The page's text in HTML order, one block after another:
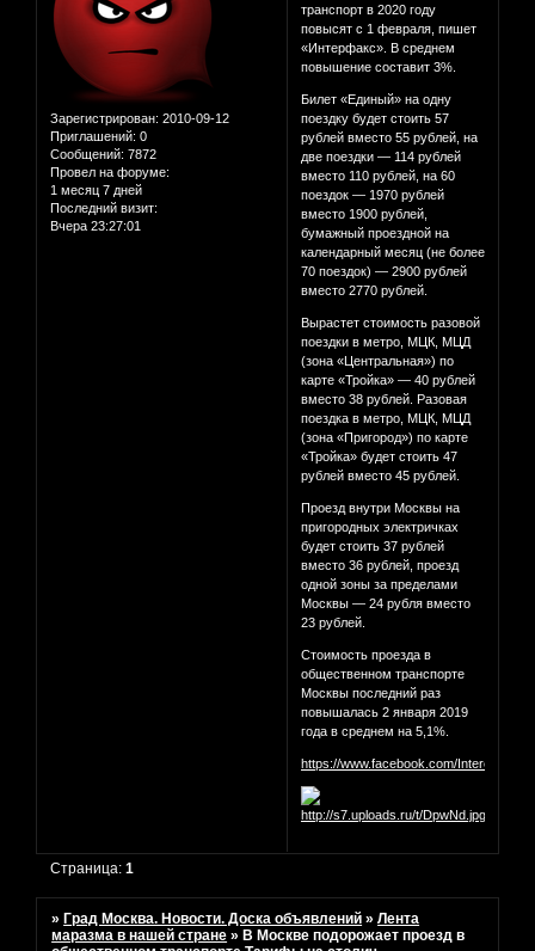
Зарегистрирован: 2010-09-12
Приглашений: 0
Сообщений: 7872
Провел на форуме:
1 месяц 7 дней
Последний визит:
Вчера 23:27:01
транспорт в 2020 году
повысят с 1 февраля, пишет
«Интерфакс». В среднем
повышение составит 3%.
Билет «Единый» на одну
поездку будет стоить 57
рублей вместо 55 рублей, на
две поездки — 114 рублей
вместо 110 рублей, на 60
поездок — 1970 рублей
вместо 1900 рублей,
бумажный проездной на
календарный месяц (не более
70 поездок) — 2900 рублей
вместо 2770 рублей.
Вырастет стоимость разовой
поездки в метро, МЦК, МЦД
(зона «Центральная») по
карте «Тройка» — 40 рублей
вместо 38 рублей. Разовая
поездка в метро, МЦК, МЦД
(зона «Пригород») по карте
«Тройка» будет стоить 47
рублей вместо 45 рублей.
Проезд внутри Москвы на
пригородных электричках
будет стоить 37 рублей
вместо 36 рублей, проезд
одной зоны за пределами
Москвы — 24 рубля вместо
23 рублей.
Стоимость проезда в
общественном транспорте
Москвы последний раз
повышалась 2 января 2019
года в среднем на 5,1%.
https://www.facebook.com/
Страница:1
»Град Москва. Новости. Доска объявлений »Лента
маразма в нашей стране »В Москве подорожает проезд в